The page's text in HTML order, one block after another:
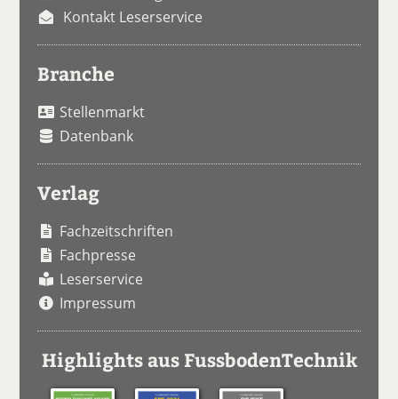
Kontakt Leserservice
Branche
Stellenmarkt
Datenbank
Verlag
Fachzeitschriften
Fachpresse
Leserservice
Impressum
Highlights aus FussbodenTechnik